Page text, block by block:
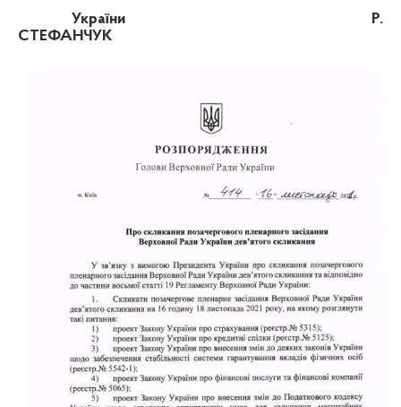
України
Р.
СТЕФАНЧУК